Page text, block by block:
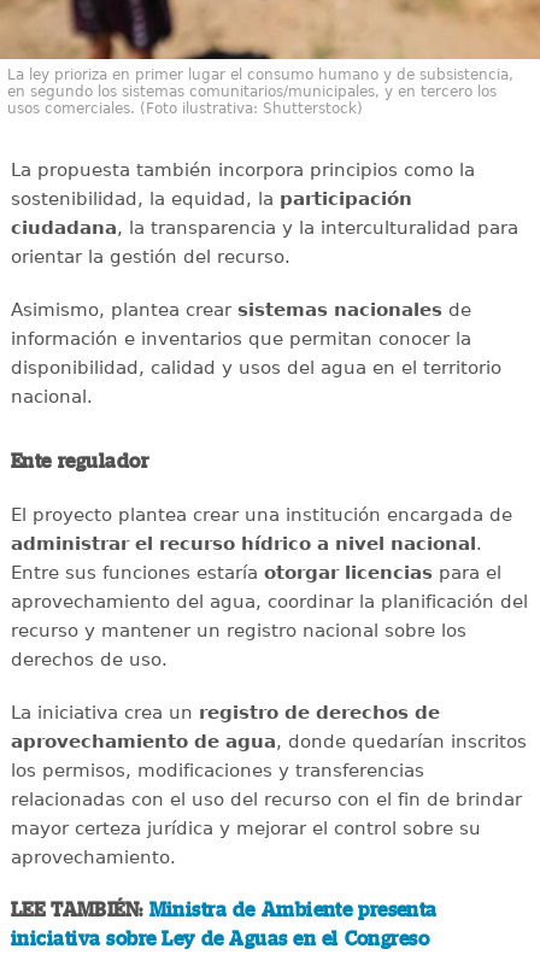
La ley prioriza en primer lugar el consumo humano y de subsistencia,
en segundo los sistemas comunitarios/municipales, y en tercero los
usos comerciales. (Foto ilustrativa: Shutterstock)
La propuesta también incorpora principios como la
sostenibilidad, la equidad, la participación
ciudadana, la transparencia y la interculturalidad para
orientar la gestión del recurso.
Asimismo, plantea crear sistemas nacionalesde
información e inventarios que permitan conocer la
disponibilidad, calidad y usos del agua en el territorio
nacional.
Ente regulador
El proyecto plantea crear una institución encargada de
administrar el recurso hídrico a nivel nacional.
Entre sus funciones estaría otorgar licenciaspara el
aprovechamiento del agua, coordinar la planificación del
recurso y mantener un registro nacional sobre los
derechos de uso.
La iniciativa crea un registro de derechos de
aprovechamiento de agua, donde quedarían inscritos
los permisos, modificaciones y transferencias
relacionadas con el uso del recurso con el fin de brindar
mayor certeza jurídica y mejorar el control sobre su
aprovechamiento.
LEE TAMBIÉN: Ministra de Ambiente presenta
iniciativa sobre Ley de Aguas en el Congreso